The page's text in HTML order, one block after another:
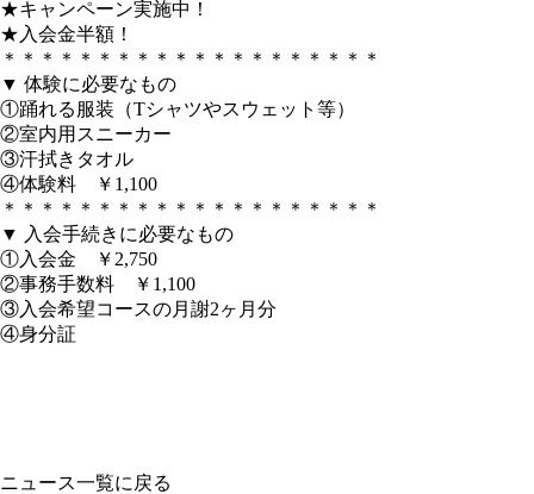
★キャンペーン実施中！
★入会金半額！
＊＊＊＊＊＊＊＊＊＊＊＊＊＊＊＊＊＊＊＊
▼ 体験に必要なもの
①踊れる服装（Tシャツやスウェット等）
②室内用スニーカー
③汗拭きタオル
④体験料 ￥1,100
＊＊＊＊＊＊＊＊＊＊＊＊＊＊＊＊＊＊＊＊
▼ 入会手続きに必要なもの
①入会金 ￥2,750
②事務手数料 ￥1,100
③入会希望コースの月謝2ヶ月分
④身分証
ニュース一覧に戻る